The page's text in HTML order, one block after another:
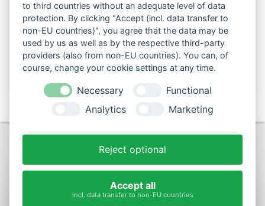
to third countries without an adequate level of data
protection. By clicking "Accept (incl. data transfer to
non-EU countries)", you agree that the data may be
used by us as well as by the respective third-party
providers (also from non-EU countries). You can, of
course, change your cookie settings at any time.
Necessary
Functional
Analytics
Marketing
Reject optional
Accept all
incl. data transfer to non-EU countries
Folgen Sie uns auch in den sozialen Netzwerken:
+49 (0)9281-70900
post@max-wurst.de